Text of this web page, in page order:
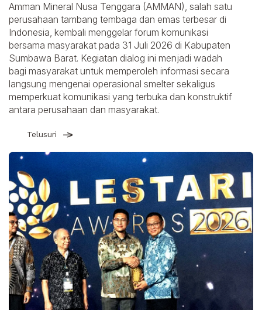
Amman Mineral Nusa Tenggara (AMMAN), salah satu
perusahaan tambang tembaga dan emas terbesar di
Indonesia, kembali menggelar forum komunikasi
bersama masyarakat pada 31 Juli 2026 di Kabupaten
Sumbawa Barat. Kegiatan dialog ini menjadi wadah
bagi masyarakat untuk memperoleh informasi secara
langsung mengenai operasional smelter sekaligus
memperkuat komunikasi yang terbuka dan konstruktif
antara perusahaan dan masyarakat.
Telusuri